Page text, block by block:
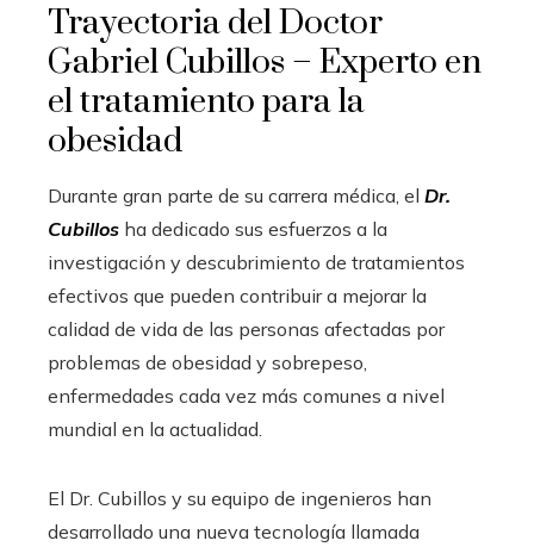
Trayectoria del Doctor
Gabriel Cubillos – Experto en
el tratamiento para la
obesidad
Durante gran parte de su carrera médica, el Dr.
Cubillos ha dedicado sus esfuerzos a la
investigación y descubrimiento de tratamientos
efectivos que pueden contribuir a mejorar la
calidad de vida de las personas afectadas por
problemas de obesidad y sobrepeso,
enfermedades cada vez más comunes a nivel
mundial en la actualidad.
El Dr. Cubillos y su equipo de ingenieros han
desarrollado una nueva tecnología llamada